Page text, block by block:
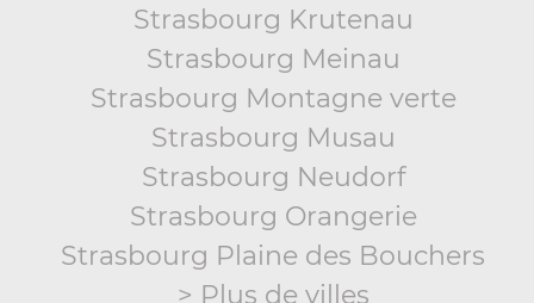
Strasbourg Krutenau
Strasbourg Meinau
Strasbourg Montagne verte
Strasbourg Musau
Strasbourg Neudorf
Strasbourg Orangerie
Strasbourg Plaine des Bouchers
> Plus de villes